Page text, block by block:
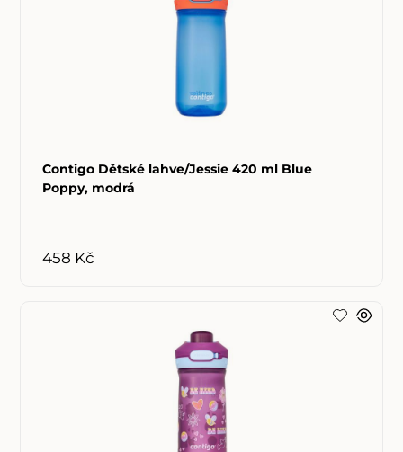
Contigo Dětské lahve/Jessie 420 ml Blue
Poppy, modrá
458 Kč